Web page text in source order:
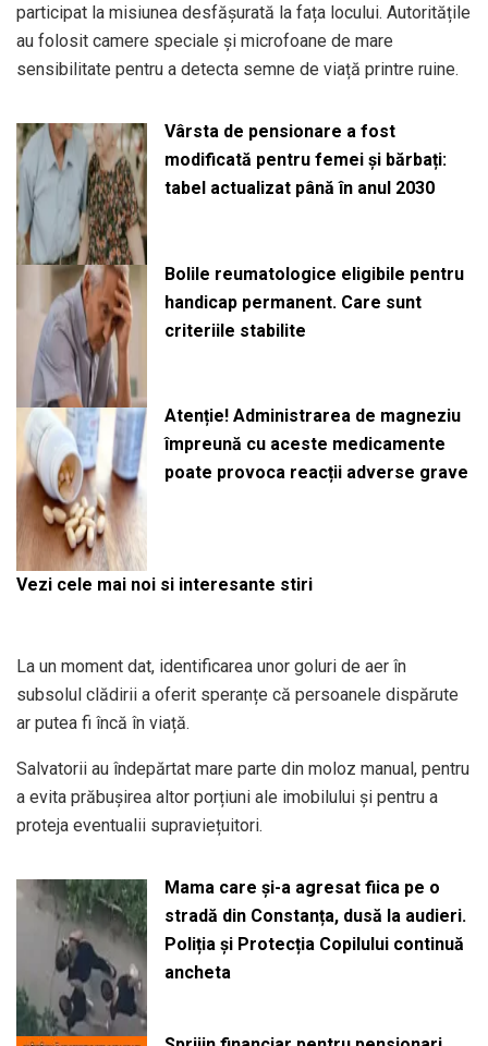
participat la misiunea desfășurată la fața locului. Autoritățile
au folosit camere speciale și microfoane de mare
sensibilitate pentru a detecta semne de viață printre ruine.
Vârsta de pensionare a fost
modificată pentru femei și bărbați:
tabel actualizat până în anul 2030
Bolile reumatologice eligibile pentru
handicap permanent. Care sunt
criteriile stabilite
Atenție! Administrarea de magneziu
împreună cu aceste medicamente
poate provoca reacții adverse grave
Vezi cele mai noi si interesante stiri
La un moment dat, identificarea unor goluri de aer în
subsolul clădirii a oferit speranțe că persoanele dispărute
ar putea fi încă în viață.
Salvatorii au îndepărtat mare parte din moloz manual, pentru
a evita prăbușirea altor porțiuni ale imobilului și pentru a
proteja eventualii supraviețuitori.
Mama care și-a agresat fiica pe o
stradă din Constanța, dusă la audieri.
Poliția și Protecția Copilului continuă
ancheta